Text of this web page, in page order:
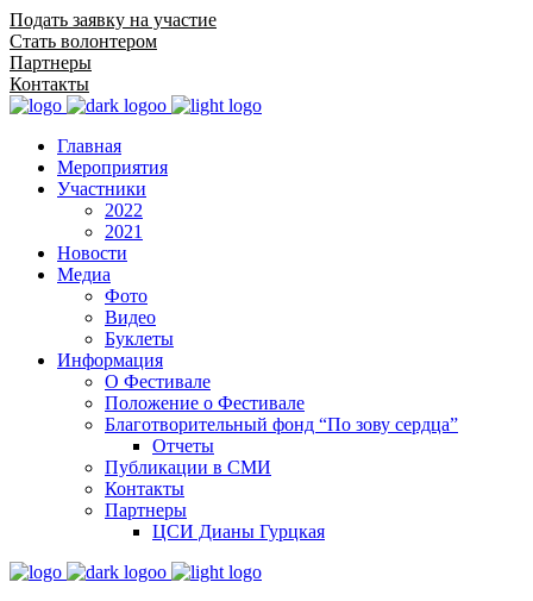
Подать заявку на участие
Стать волонтером
Партнеры
Контакты
Главная
Мероприятия
Участники
2022
2021
Новости
Медиа
Фото
Видео
Буклеты
Информация
О Фестивале
Положение о Фестивале
Благотворительный фонд “По зову сердца”
Отчеты
Публикации в СМИ
Контакты
Партнеры
ЦСИ Дианы Гурцкая